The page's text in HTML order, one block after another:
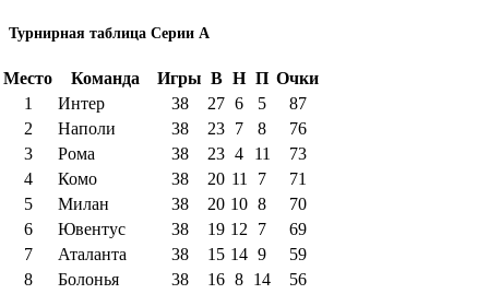
Турнирная таблица Серии А
Место Команда Игры В Н П Очки
1
Интер 38 27 6 5
87
2
Наполи 38 23 7 8
76
3
Рома 38 23 4 11
73
4
Комо 38 20 11 7
71
5
Милан 38 20 10 8
70
6
Ювентус 38 19 12 7
69
7
Аталанта 38 15 14 9
59
8
Болонья 38 16 8 14
56